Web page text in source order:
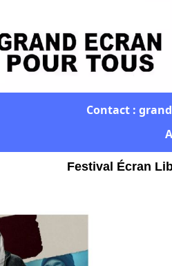
Contact :
Festival Écran